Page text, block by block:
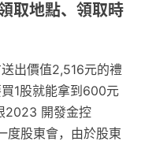
取地點、領取時
出價值2,516元的禮
1股就能拿到600元
2023 開發金控
度股東會，由於股東